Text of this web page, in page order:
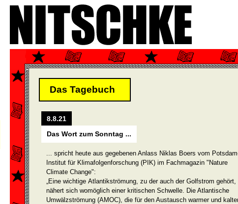
Das Tagebuch
8.8.21
Das Wort zum Sonntag ...
... spricht heute aus gegebenen Anlass Niklas Boers vom
Institut für Klimafolgenforschung (PIK) im Fachmagazin "Nature
Climate Change":
„Eine wichtige Atlantikströmung, zu der auch der Golfstrom gehört,
nähert sich womöglich einer kritischen Schwelle. Die Atlantische
Umwälzströmung (AMOC), die für den Austausch warmer und